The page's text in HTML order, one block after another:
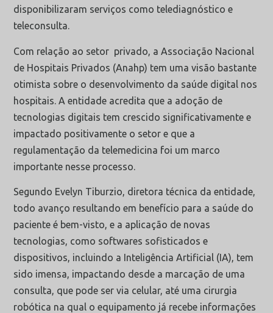
disponibilizaram serviços como telediagnóstico e
teleconsulta.
Com relação ao setor privado, a Associação Nacional
de Hospitais Privados (Anahp) tem uma visão bastante
otimista sobre o desenvolvimento da saúde digital nos
hospitais. A entidade acredita que a adoção de
tecnologias digitais tem crescido significativamente e
impactado positivamente o setor e que a
regulamentação da telemedicina foi um marco
importante nesse processo.
Segundo Evelyn Tiburzio, diretora técnica da entidade,
todo avanço resultando em benefício para a saúde do
paciente é bem-visto, e a aplicação de novas
tecnologias, como softwares sofisticados e
dispositivos, incluindo a Inteligência Artificial (IA), tem
sido imensa, impactando desde a marcação de uma
consulta, que pode ser via celular, até uma cirurgia
robótica na qual o equipamento já recebe informações